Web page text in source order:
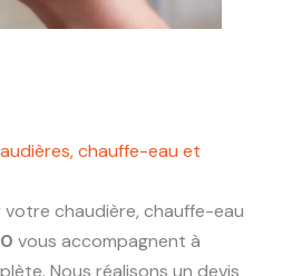
chauffe-eau et
chaudière, chauffe-eau
vous accompagnent à
Nous réalisons un devis